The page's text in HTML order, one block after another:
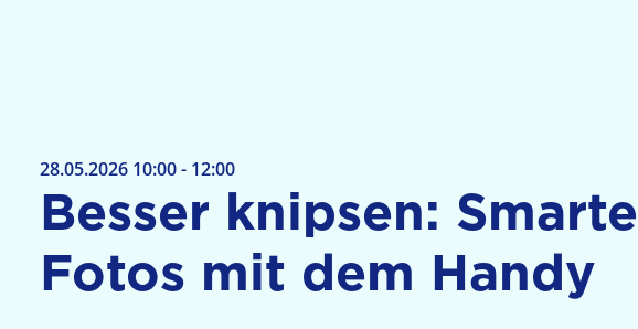
28.05.2026 10:00 - 12:00
Besser knipsen: Smarte
Fotos mit dem Handy